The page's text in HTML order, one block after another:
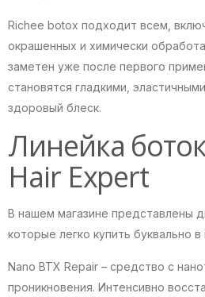
Richee botox подходит всем,
окрашенных и химически
заметен уже после первого
становятся гладкими,
здоровый блеск.
Линейка
Hair Expert
В нашем магазине представлены
которые легко купить буквально в
Nano BTX Repair – средство с
проникновения. Интенсивно